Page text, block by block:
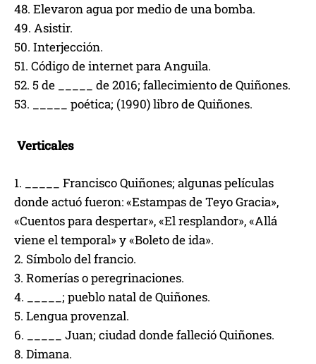
48. Elevaron agua por medio de una bomba.
49. Asistir.
50. Interjección.
51. Código de internet para Anguila.
52. 5 de _____ de 2016; fallecimiento de Quiñones.
53. _____ poética; (1990) libro de Quiñones.
Verticales
1. _____ Francisco Quiñones; algunas películas
donde actuó fueron: «Estampas de Teyo Gracia»,
«Cuentos para despertar», «El resplandor», «Allá
viene el temporal» y «Boleto de ida».
2. Símbolo del francio.
3. Romerías o peregrinaciones.
4. _____; pueblo natal de Quiñones.
5. Lengua provenzal.
6. _____ Juan; ciudad donde falleció Quiñones.
8. Dimana.